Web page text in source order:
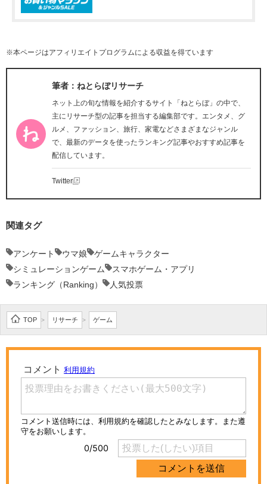
※本ページはアフィリエイトプログラムによる収益を得ています
筆者：ねとらぼリサーチ
ネット上の旬な情報を紹介するサイト「ねとらぼ」の中で、
主にリサーチ型の記事を担当する編集部です。エンタメ、グ
ルメ、ファッション、旅行、家電などさまざまなジャンル
で、最新のデータを使ったランキング記事やおすすめ記事を
配信しています。
Twitter
関連タグ
アンケート ウマ娘
ゲームキャラクター
シミュレーションゲーム
スマホゲーム・アプリ
ランキング（Ranking）
人気投票
TOP > リサーチ > ゲーム